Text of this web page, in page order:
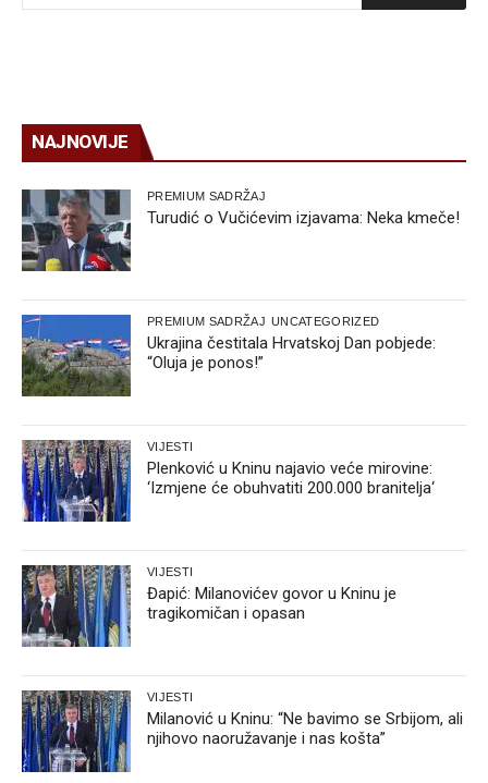
NAJNOVIJE
PREMIUM SADRŽAJ
Turudić o Vučićevim izjavama: Neka kmeče!
PREMIUM SADRŽAJ UNCATEGORIZED
Ukrajina čestitala Hrvatskoj Dan pobjede:
“Oluja je ponos!”
VIJESTI
Plenković u Kninu najavio veće mirovine:
‘Izmjene će obuhvatiti 200.000 branitelja‘
VIJESTI
Đapić: Milanovićev govor u Kninu je
tragikomičan i opasan
VIJESTI
Milanović u Kninu: “Ne bavimo se Srbijom, ali
njihovo naoružavanje i nas košta”